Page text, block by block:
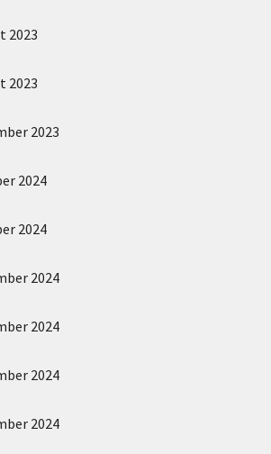
2023
2023
2023
2024
2024
2024
2024
2024
2024